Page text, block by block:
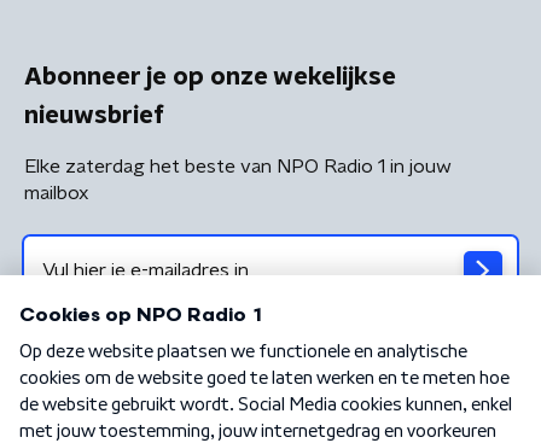
Abonneer je op onze wekelijkse
nieuwsbrief
Elke zaterdag het beste van NPO Radio 1 in jouw
mailbox
Algemene voorwaarden